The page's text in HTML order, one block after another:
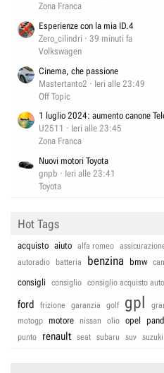
Zona Franca
Esperienze con la mia ID.4
Zero_cilindri
39 minuti fa
Volkswagen
Cinema, che passione
Mastertanto2
Ieri alle 23:49
Off Topic
1 luglio 2024: aumento canone
U2511
Ieri alle 23:45
Zona Franca
Nuovi motori Toyota
gnpb
Ieri alle 23:41
Toyota
Hot Tags
acquisto aiuto alfa romeo
autoradio
batteria benzina bmw
consigli consiglio consiglio acquisto auto
ford frizione garanzia golf gpl
motogp
motore nissan olio opel
punto
renault seat subaru suv suzuki